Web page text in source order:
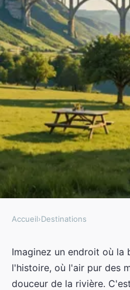
Embarquez
inoubliable au
Accueil›Destinations
Imaginez un endroit où la
l'histoire, où l'air pur des
douceur de la rivière.